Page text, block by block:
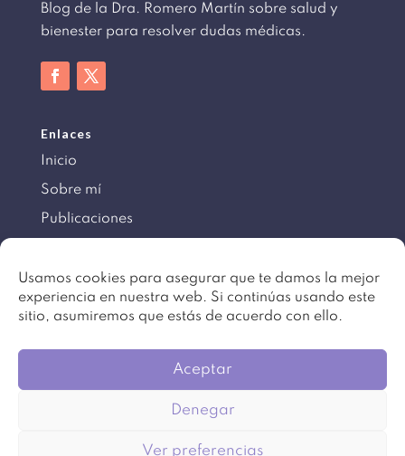
Usamos cookies para asegurar que te damos la mejor
experiencia en nuestra web. Si continúas usando este
sitio, asumiremos que estás de acuerdo con ello.
Aceptar
Denegar
Ver preferencias
Blog de la Dra. Romero Martín sobre salud y
bienester para resolver dudas médicas.
Enlaces
Inicio
Sobre mí
Publicaciones
Información
Aviso legal